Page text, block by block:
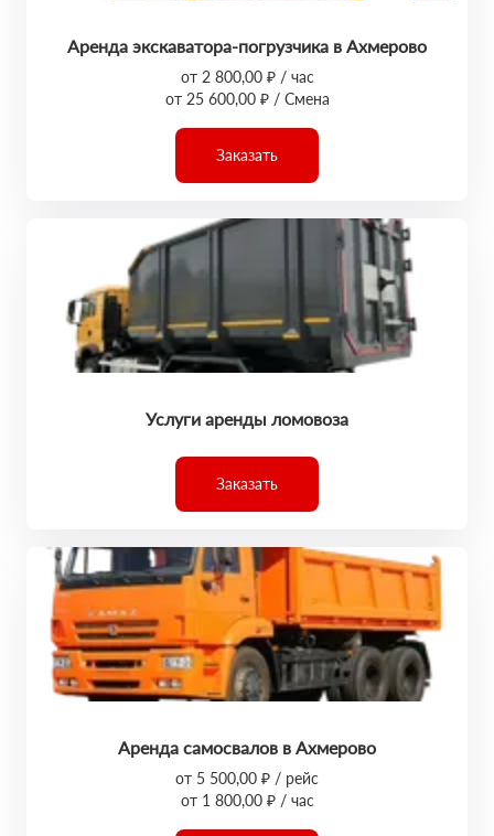
Аренда экскаватора-погрузчика в Ахмерово
от 2 800,00 ₽ / час
от 25 600,00 ₽ / Смена
Заказать
Услуги аренды ломовоза
Заказать
Аренда самосвалов в Ахмерово
от 5 500,00 ₽ / рейс
от 1 800,00 ₽ / час